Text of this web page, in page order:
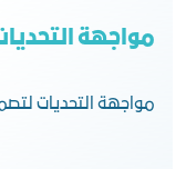
مواجهة
مواجهة التحديات